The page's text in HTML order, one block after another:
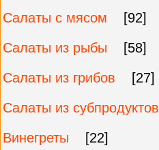
Салаты с мясом
[92]
Салаты из рыбы
[58]
Салаты из грибов
[27]
Салаты из субпродуктов
Винегреты
[22]